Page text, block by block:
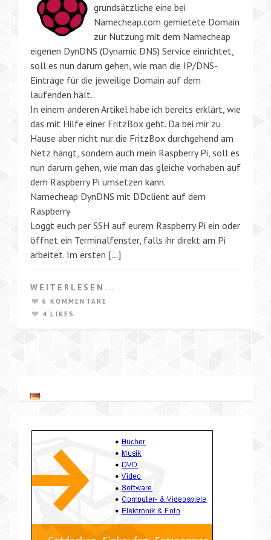
grundsätzliche eine bei
Namecheap.com gemietete Domain
zur Nutzung mit dem Namecheap
eigenen DynDNS (Dynamic DNS) Service einrichtet,
soll es nun darum gehen, wie man die IP/DNS-
Einträge für die jeweilige Domain auf dem
laufenden hält.
In einem anderen Artikel habe ich bereits erklärt, wie
das mit Hilfe einer FritzBox geht. Da bei mir zu
Hause aber nicht nur die FritzBox durchgehend am
Netz hängt, sondern auch mein Raspberry Pi, soll es
nun darum gehen, wie man das gleiche vorhaben auf
dem Raspberry Pi umsetzen kann.
Namecheap DynDNS mit DDclient auf dem
Raspberry
Loggt euch per SSH auf eurem Raspberry Pi ein oder
öffnet ein Terminalfenster, falls ihr direkt am Pi
arbeitet. Im ersten […]
WEITERLESEN...
6 KOMMENTARE
4 LIKES